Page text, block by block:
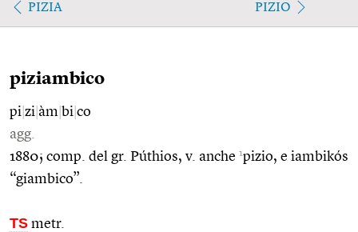
PIZIA PIZIO
piziambico
pi zi àm bi co
agg.
1880; comp. del gr. Púthios, v. anche 1pizio, e iambikós
“giambico”.
TS metr.